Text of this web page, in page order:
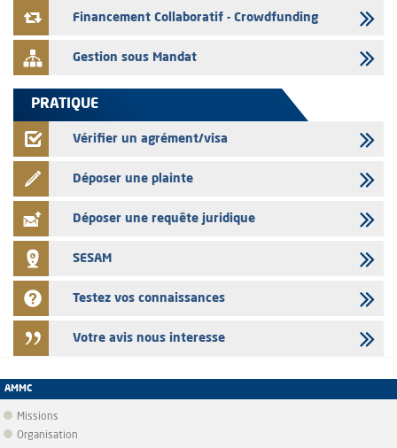
émetteurs du 30 au 31 juillet 2026
Financement Collaboratif - Crowdfunding
Gestion sous Mandat
PRATIQUE
Vérifier un agrément/visa
Déposer une plainte
Déposer une requête juridique
SESAM
Testez vos connaissances
Votre avis nous interesse
AMMC
Missions
Organisation